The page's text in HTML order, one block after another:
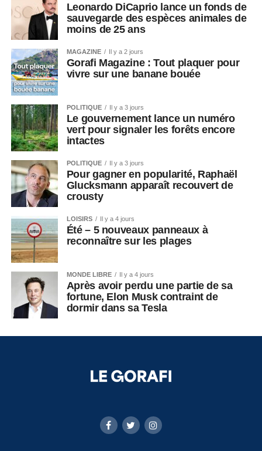
Leonardo DiCaprio lance un fonds de
sauvegarde des espèces animales de
moins de 25 ans
MAGAZINE Il y a 2 jours
Gorafi Magazine : Tout plaquer pour
vivre sur une banane bouée
POLITIQUE Il y a 3 jours
Le gouvernement lance un numéro
vert pour signaler les forêts encore
intactes
POLITIQUE Il y a 3 jours
Pour gagner en popularité, Raphaël
Glucksmann apparaît recouvert de
crousty
LOISIRS Il y a 4 jours
Été – 5 nouveaux panneaux à
reconnaître sur les plages
MONDE LIBRE Il y a 4 jours
Après avoir perdu une partie de sa
fortune, Elon Musk contraint de
dormir dans sa Tesla